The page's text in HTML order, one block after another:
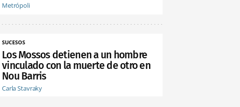
Metrópoli
SUCESOS
Los Mossos detienen a un hombre
vinculado con la muerte de otro en
Nou Barris
Carla Stavraky